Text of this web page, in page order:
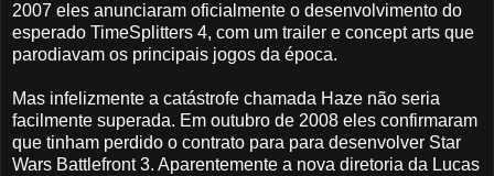
2007 eles anunciaram oficialmente o desenvolvimento do
esperado TimeSplitters 4, com um trailer e concept arts que
parodiavam os principais jogos da época.
Mas infelizmente a catástrofe chamada Haze não seria
facilmente superada. Em outubro de 2008 eles confirmaram
que tinham perdido o contrato para para desenvolver Star
Wars Battlefront 3. Aparentemente a nova diretoria da Lucas